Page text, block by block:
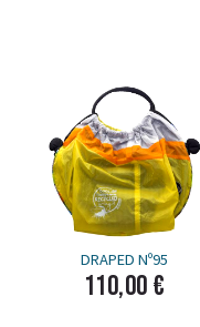
DRAPED Nº95
110,00 €